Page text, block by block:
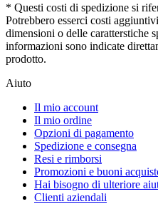
* Questi costi di spedizione si
Potrebbero esserci costi
dimensioni o delle caratterstiche
informazioni sono indicate
prodotto.
Aiuto
Il mio account
Il mio ordine
Opzioni di pagamento
Spedizione e consegna
Resi e rimborsi
Promozioni e buoni
Hai bisogno di ulteriore
Clienti aziendali